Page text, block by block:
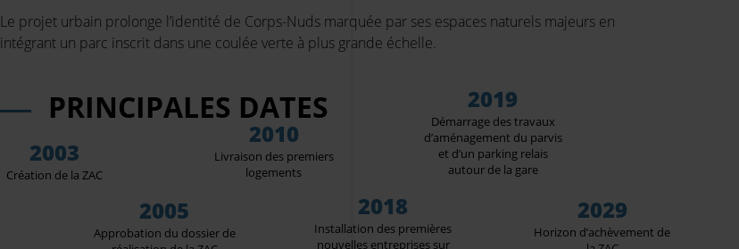
Le projet urbain prolonge l’identité de Corps-Nuds marquée par ses espaces naturels majeurs en
intégrant un parc inscrit dans une coulée verte à plus grande échelle.
PRINCIPALES DATES
2003
Création de la ZAC
2005
Approbation du dossier de
2010
Livraison des premiers
logements
2018
Installation des premières
nouvelles entreprises sur
2019
Démarrage des travaux
d’aménagement du parvis
et d’un parking relais
autour de la gare
2029
Horizon d’achèvement de